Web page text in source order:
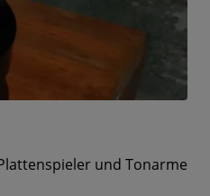
und Tonarme